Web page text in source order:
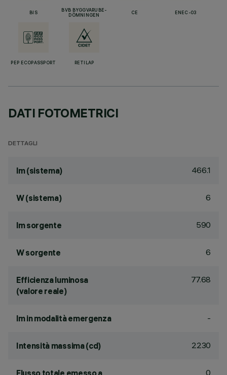
BIS
BVB BYGGVARUBE-
DÖMNINGEN
CE ENEC-03
PEP ECOPASSPORT RETILAP
DATI FOTOMETRICI
DETTAGLI
lm (sistema) 466.1
W (sistema) 6
lm sorgente 590
W sorgente 6
Efficienza luminosa
(valore reale)
77.68
lm in modalità emergenza -
Intensità massima (cd) 2230
Flusso totale emesso a 0